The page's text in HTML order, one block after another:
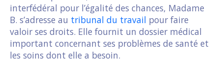
interfédéral pour l’égalité des chances, Madame
B. s’adresse au tribunal du travail pour faire
valoir ses droits. Elle fournit un dossier médical
important concernant ses problèmes de santé et
les soins dont elle a besoin.